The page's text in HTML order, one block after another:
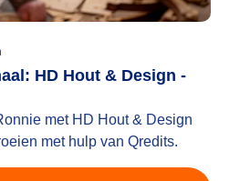
HD Hout & Design -
met HD Hout & Design
met hulp van Qredits.